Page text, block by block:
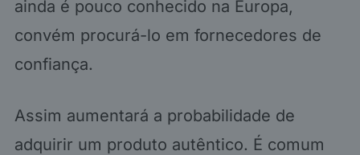
ainda é pouco conhecido na Europa,
convém procurá-lo em fornecedores de
confiança.
Assim aumentará a probabilidade de
adquirir um produto autêntico. É comum